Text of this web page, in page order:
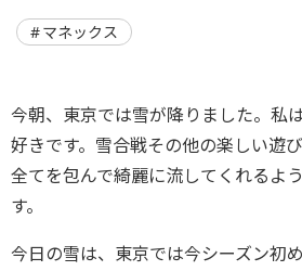
マネックス
今朝、東京では雪が降りました。私
好きです。雪合戦その他の楽しい遊
全てを包んで綺麗に流してくれるよ
す。
今日の雪は、東京では今シーズン初